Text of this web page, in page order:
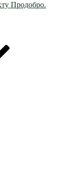
Продобро.